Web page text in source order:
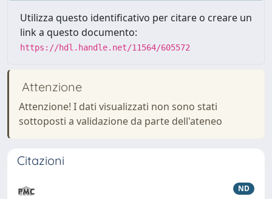
Utilizza questo identificativo per citare o creare un
link a questo documento:
https://hdl.handle.net/11564/605572
Attenzione
Attenzione! I dati visualizzati non sono stati
sottoposti a validazione da parte dell'ateneo
Citazioni
ND